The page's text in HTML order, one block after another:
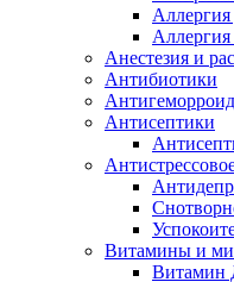
Аллергия
Анестезия и
Антибиотики
Антисептики
Витамины и
Витамин